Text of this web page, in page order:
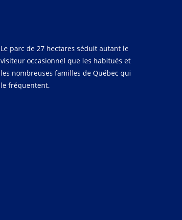
Le parc de 27 hectares séduit autant le
visiteur occasionnel que les habitués et
les nombreuses familles de Québec qui
le fréquentent.